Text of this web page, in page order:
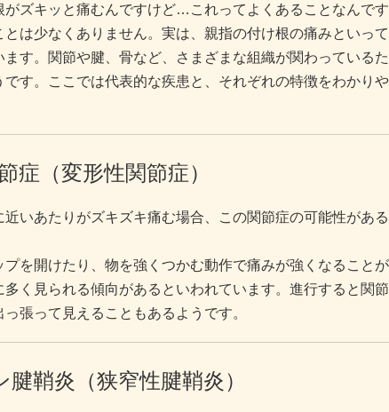
がズキッと痛むんですけど…これってよくあることなんです
とは少なくありません。実は、親指の付け根の痛みといっ
ます。関節や腱、骨など、さまざまな組織が関わっている
です。ここでは代表的な疾患と、それぞれの特徴をわかり
症（変形性関節症）
いあたりがズキズキ痛む場合、この関節症の可能性があ
を開けたり、物を強くつかむ動作で痛みが強くなることが
く見られる傾向があるといわれています。進行すると関
張って見えることもあるようです。
鞘炎（狭窄性腱鞘炎）